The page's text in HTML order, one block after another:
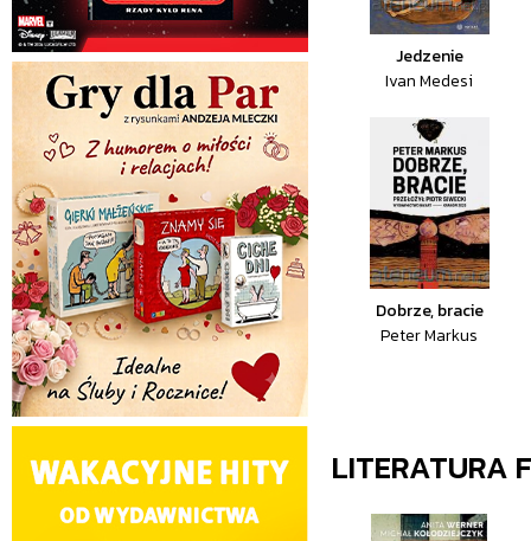
Jedzenie
Ivan Medesi
Dobrze, bracie
Peter Markus
LITERATURA